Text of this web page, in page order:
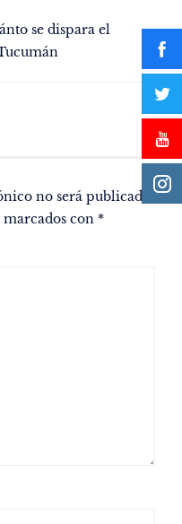
se dispara el
no será publicada.
con *